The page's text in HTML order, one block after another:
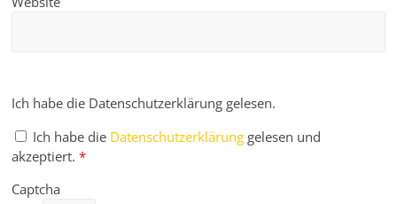
Ich habe die Datenschutzerklärung gelesen.
Ich habe die Datenschutzerklärung gelesen und
akzeptiert. *
Captcha